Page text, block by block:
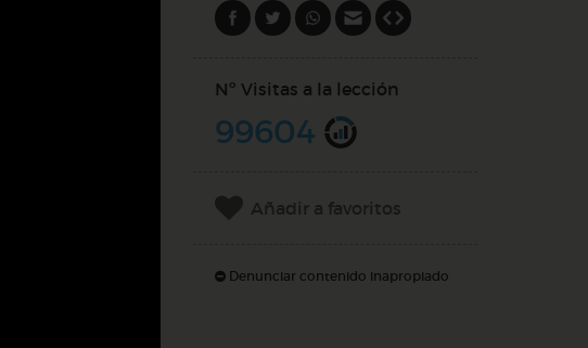
Nº Visitas a la lección
99604
Añadir a favoritos
Denunciar contenido inapropiado